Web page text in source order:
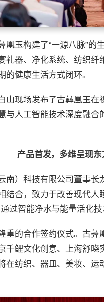
凰玉构建了“一源八脉”
礼器、净化系统、纺织
的健康生活方式闭环。
山现场发布了古彝凰玉
与人工智能技术深度融
产品首发，多维呈现东
南）科技有限公司董事
结合，致力于改善现代人
过智能净水与能量活化
重的合作签约仪式。古
千鲤文化创意、上海舒
在纺织、器皿、美妆、